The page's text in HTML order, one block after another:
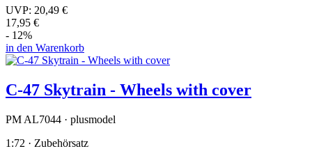
UVP: 20,49 €
17,95 €
- 12%
in den Warenkorb
C-47 Skytrain - Wheels with cover
PM AL7044 · plusmodel
1:72 · Zubehörsatz